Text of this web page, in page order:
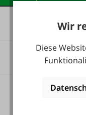
2,45 €
2,95 €
Wir
Diese